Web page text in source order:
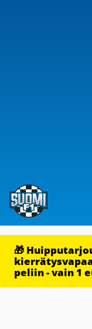
🎁
peliin - vain 1